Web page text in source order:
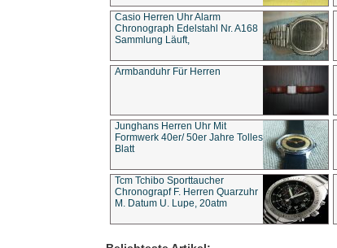
Casio Herren Uhr Alarm
Chronograph Edelstahl Nr. A168
Sammlung Läuft,
Armbanduhr Für Herren
Junghans Herren Uhr Mit
Formwerk 40er/ 50er Jahre Tolles
Blatt
Tcm Tchibo Sporttaucher
Chronograpf F. Herren Quarzuhr
M. Datum U. Lupe, 20atm